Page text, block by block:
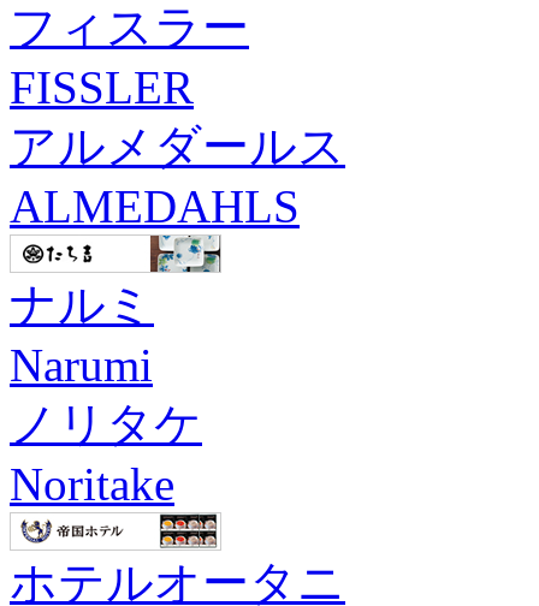
フィスラー
FISSLER
アルメダールス
ALMEDAHLS
ナルミ
Narumi
ノリタケ
Noritake
ホテルオータニ